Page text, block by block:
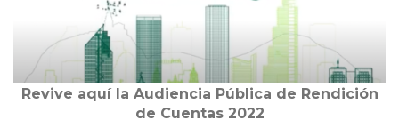
Revive aquí la Audiencia Pública de Rendición
de Cuentas 2022